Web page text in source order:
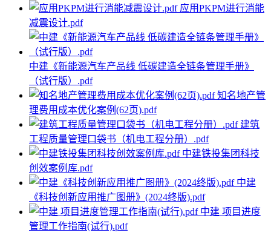
应用PKPM进行消能
减震设计.pdf
中建《新能源汽车产品线 低碳建造全链条管理手册》
（试行版）.pdf
知名地产管
理费用成本优化案例(62页).pdf
建筑
工程质量管理口袋书（机电工程分册）.pdf
中建铁投集团科技
创效案例库.pdf
中建
《科技创新应用推广图册》(2024终版).pdf
中建 项目进度
管理工作指南(试行).pdf